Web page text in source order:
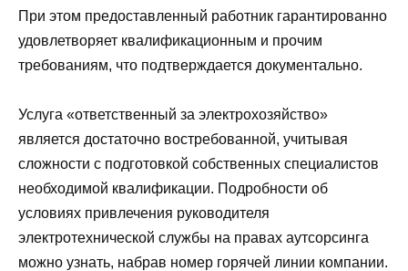
При этом предоставленный работник гарантированно
удовлетворяет квалификационным и прочим
требованиям, что подтверждается документально.
Услуга «ответственный за электрохозяйство»
является достаточно востребованной, учитывая
сложности с подготовкой собственных специалистов
необходимой квалификации. Подробности об
условиях привлечения руководителя
электротехнической службы на правах аутсорсинга
можно узнать, набрав номер горячей линии компании.